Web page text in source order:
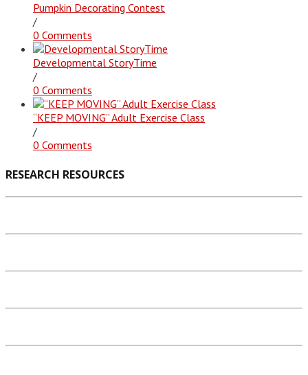
Pumpkin Decorating Contest
/
0 Comments
Developmental StoryTime
/
0 Comments
“KEEP MOVING” Adult Exercise Class
/
0 Comments
RESEARCH RESOURCES